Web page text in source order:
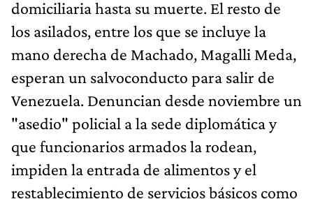
domiciliaria hasta su muerte. El resto de
los asilados, entre los que se incluye la
mano derecha de Machado, Magalli Meda,
esperan un salvoconducto para salir de
Venezuela. Denuncian desde noviembre un
"asedio" policial a la sede diplomática y
que funcionarios armados la rodean,
impiden la entrada de alimentos y el
restablecimiento de servicios básicos como